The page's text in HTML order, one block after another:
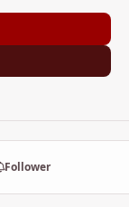
Follower